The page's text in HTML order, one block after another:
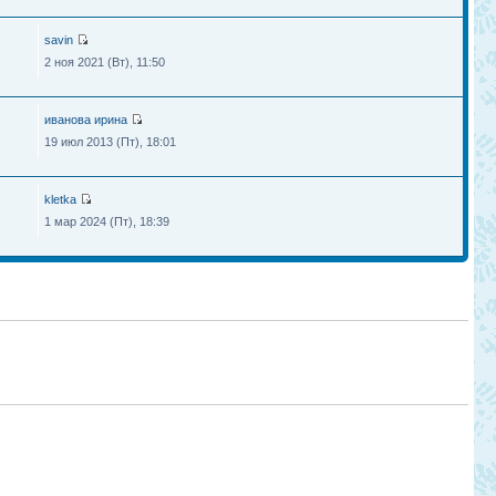
savin
2 ноя 2021 (Вт), 11:50
иванова ирина
19 июл 2013 (Пт), 18:01
kletka
1 мар 2024 (Пт), 18:39